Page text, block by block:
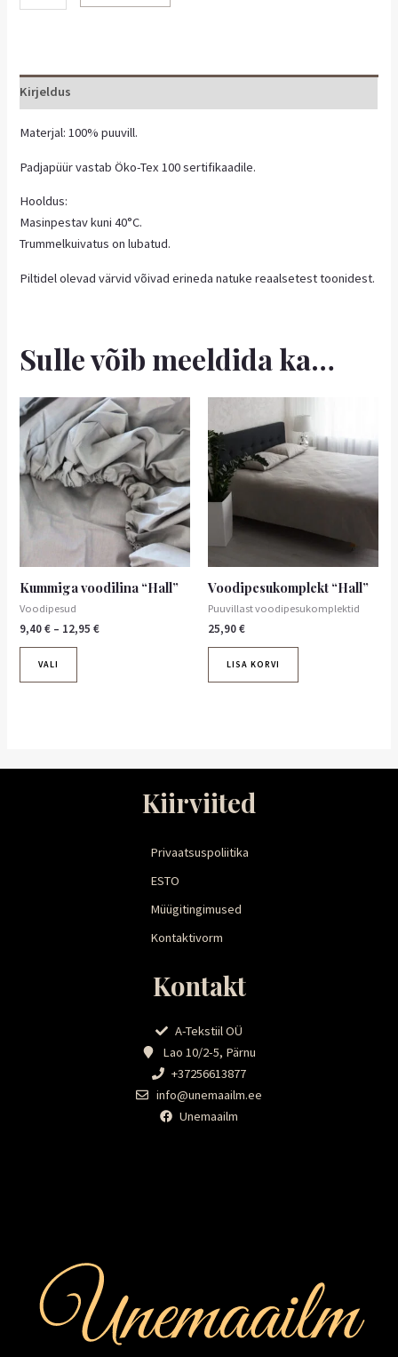
Kirjeldus
Materjal: 100% puuvill.
Padjapüür vastab Öko-Tex 100 sertifikaadile.
Hooldus:
Masinpestav kuni 40°C.
Trummelkuivatus on lubatud.
Piltidel olevad värvid võivad erineda natuke reaalsetest toonidest.
Sulle võib meeldida ka…
Kummiga voodilina “Hall”
Voodipesud
9,40€ – 12,95€
Hinnavahemik:
9,40 €
kuni
12,95 €
VALI
Sellel
tootel
on
mitu
varianti.
Valikuid
saab
teha
tootelehel.
Voodipesukomplekt “Hall”
Puuvillast voodipesukomplektid
25,90€
LISA KORVI
Kiirviited
Privaatsuspoliitika
ESTO
Müügitingimused
Kontaktivorm
Kontakt
A-Tekstiil OÜ
Lao 10/2-5, Pärnu
+37256613877
info@unemaailm.ee
Unemaailm